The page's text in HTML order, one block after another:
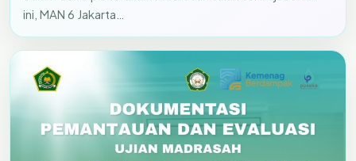
ini, MAN 6 Jakarta…